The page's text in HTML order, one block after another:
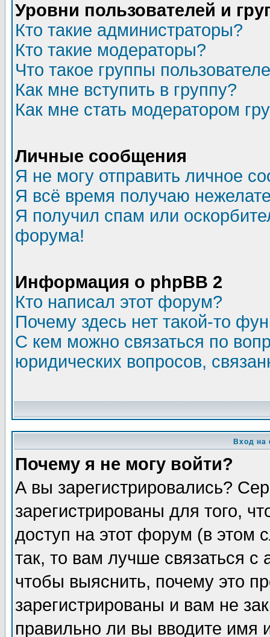
Уровни пользователей и
Кто такие администраторы?
Кто такие модераторы?
Что такое группы
Как мне вступить в группу?
Как мне стать модератором
Личные сообщения
Я не могу отправить личное
Я всё время получаю
Я получил спам или
форума!
Информация о phpBB 2
Кто написал этот форум?
Почему здесь нет такой-то
С кем можно связаться по
юридических вопросов,
Вход на
Почему я не могу войти?
А вы зарегистрировались?
зарегистрированы для того,
доступ на этот форум (в этом
так, то вам лучше связаться
чтобы выяснить, почему это
зарегистрированы и вам не
правильно ли вы вводите